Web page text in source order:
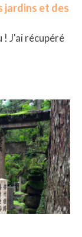
jardins et des
J'ai récupéré